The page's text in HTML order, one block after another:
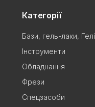
Категорії
Бази, гель-лаки, Гелі
Інструменти
Обладнання
Фрези
Спецзасоби